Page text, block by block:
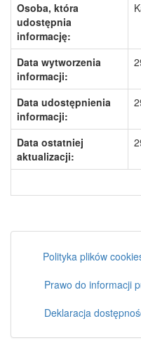
Osoba, która
udostępnia
informację:
Data wytworzenia
informacji:
Data udostępnienia
informacji:
Data ostatniej
aktualizacji:
Polityka plików
Prawo do informacji
Deklaracja